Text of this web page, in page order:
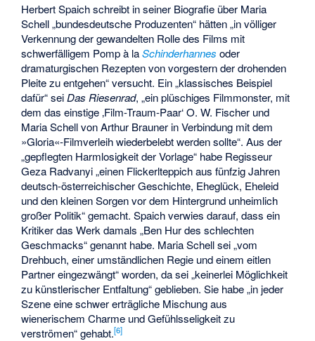
Herbert Spaich schreibt in seiner Biografie über Maria
Schell „bundesdeutsche Produzenten“ hätten „in völliger
Verkennung der gewandelten Rolle des Films mit
schwerfälligem Pomp à laSchinderhannes oder
dramaturgischen Rezepten von vorgestern der drohenden
Pleite zu entgehen“ versucht. Ein „klassisches Beispiel
dafür“ seiDas Riesenrad, „ein plüschiges Filmmonster, mit
dem das einstige ‚Film-Traum-Paar‘ O. W. Fischer und
Maria Schell von Arthur Brauner in Verbindung mit dem
»Gloria«-Filmverleih wiederbelebt werden sollte“. Aus der
„gepflegten Harmlosigkeit der Vorlage“ habe Regisseur
Geza Radvanyi „einen Flickerlteppich aus fünfzig Jahren
deutsch-österreichischer Geschichte, Eheglück, Eheleid
und den kleinen Sorgen vor dem Hintergrund unheimlich
großer Politik“ gemacht. Spaich verwies darauf, dass ein
Kritiker das Werk damals „Ben Hur des schlechten
Geschmacks“ genannt habe. Maria Schell sei „vom
Drehbuch, einer umständlichen Regie und einem eitlen
Partner eingezwängt“ worden, da sei „keinerlei Möglichkeit
zu künstlerischer Entfaltung“ geblieben. Sie habe „in jeder
Szene eine schwer erträgliche Mischung aus
wienerischem Charme und Gefühlsseligkeit zu
verströmen“ gehabt.[6]